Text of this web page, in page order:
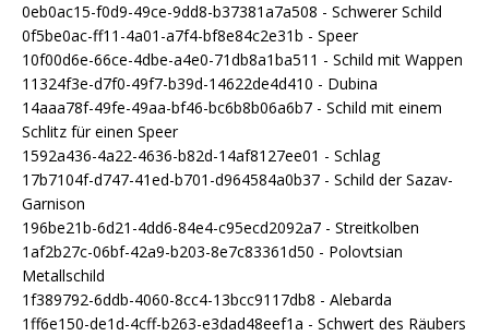
0eb0ac15-f0d9-49ce-9dd8-b37381a7a508 - Schwerer Schild
0f5be0ac-ff11-4a01-a7f4-bf8e84c2e31b - Speer
10f00d6e-66ce-4dbe-a4e0-71db8a1ba511 - Schild mit Wappen
11324f3e-d7f0-49f7-b39d-14622de4d410 - Dubina
14aaa78f-49fe-49aa-bf46-bc6b8b06a6b7 - Schild mit einem
Schlitz für einen Speer
1592a436-4a22-4636-b82d-14af8127ee01 - Schlag
17b7104f-d747-41ed-b701-d964584a0b37 - Schild der Sazav-
Garnison
196be21b-6d21-4dd6-84e4-c95ecd2092a7 - Streitkolben
1af2b27c-06bf-42a9-b203-8e7c83361d50 - Polovtsian
Metallschild
1f389792-6ddb-4060-8cc4-13bcc9117db8 - Alebarda
1ff6e150-de1d-4cff-b263-e3dad48eef1a - Schwert des Räubers